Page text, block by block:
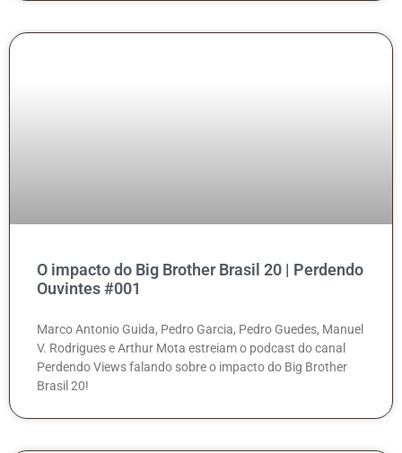
O impacto do Big Brother Brasil 20 | Perdendo
Ouvintes #001
Marco Antonio Guida, Pedro Garcia, Pedro Guedes, Manuel
V. Rodrigues e Arthur Mota estreiam o podcast do canal
Perdendo Views falando sobre o impacto do Big Brother
Brasil 20!